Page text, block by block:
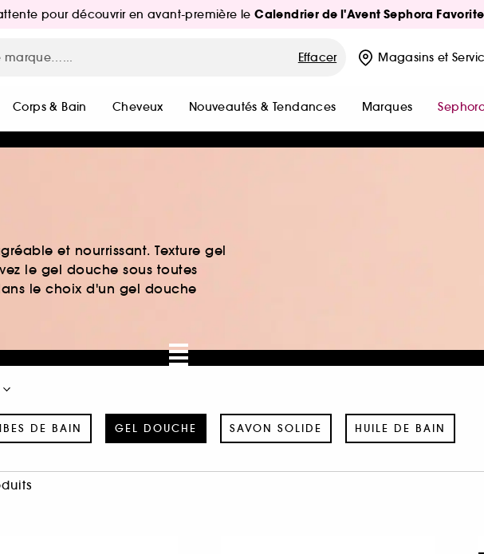
pour découvrir en avant-première leCalendrier de l'Avent Sephora
Effacer Magasins et
Corps & Bain Cheveux Nouveautés & Tendances Marques
et nourrissant. Texture gel
le gel douche sous toutes
le choix d'un gel douche
DE BAIN GEL DOUCHE SAVON SOLIDE HUILE DE BAIN